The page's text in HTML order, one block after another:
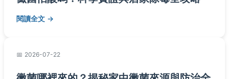
閱讀全文
2026-07-22